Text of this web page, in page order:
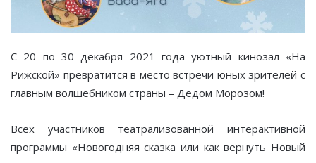
С 20 по 30 декабря 2021 года уютный кинозал «На
Рижской» превратится в место встречи юных зрителей с
главным волшебником страны – Дедом Морозом!
Всех участников театрализованной интерактивной
программы «Новогодняя сказка или как вернуть Новый